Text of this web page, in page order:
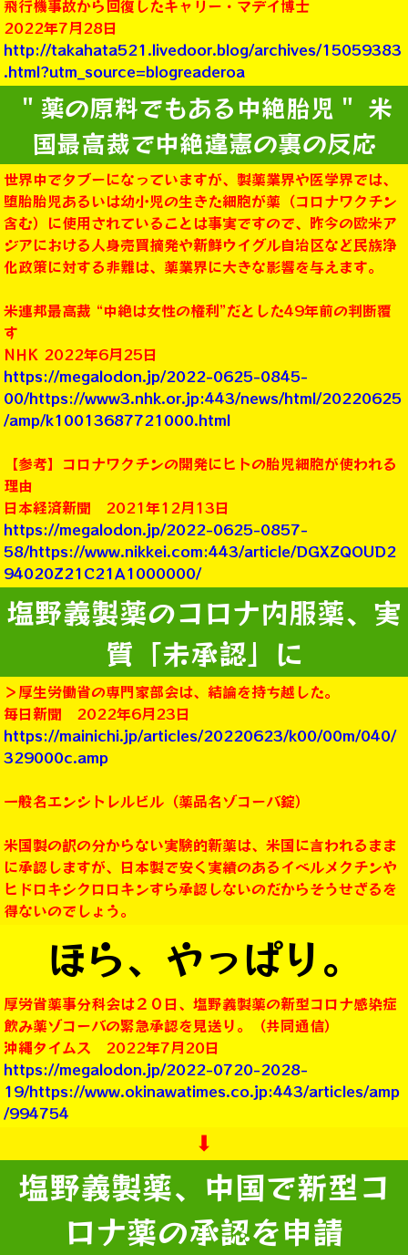
飛行機事故から回復したキャリー・マデイ博士
2022年7月28日
http://takahata521.livedoor.blog/archives/15059383
.html?utm_source=blogreaderoa
＂薬の原料でもある中絶胎児＂ 米
国最高裁で中絶違憲の裏の反応
世界中でタブーになっていますが、製薬業界や医学界では、
堕胎胎児あるいは幼小児の生きた細胞が薬（コロナワクチン
含む）に使用されていることは事実ですので、昨今の欧米ア
ジアにおける人身売買摘発や新鮮ウイグル自治区など民族浄
化政策に対する非難は、薬業界に大きな影響を与えます。
米連邦最高裁 “中絶は女性の権利”だとした49年前の判断覆
す
NHK 2022年6月25日
https://megalodon.jp/2022-0625-0845-
00/https://www3.nhk.or.jp:443/news/html/20220625
/amp/k10013687721000.html
【参考】コロナワクチンの開発にヒトの胎児細胞が使われる
理由
日本経済新聞 2021年12月13日
https://megalodon.jp/2022-0625-0857-
58/https://www.nikkei.com:443/article/DGXZQOUD2
94020Z21C21A1000000/
塩野義製薬のコロナ内服薬、実
質「未承認」に
＞厚生労働省の専門家部会は、結論を持ち越した。
毎日新聞 2022年6月23日
https://mainichi.jp/articles/20220623/k00/00m/040/
329000c.amp
一般名エンシトレルビル（薬品名ゾコーバ錠）
米国製の訳の分からない実験的新薬は、米国に言われるまま
に承認しますが、日本製で安く実績のあるイベルメクチンや
ヒドロキシクロロキンすら承認しないのだからそうせざるを
得ないのでしょう。
ほら、やっぱり。
厚労省薬事分科会は２０日、塩野義製薬の新型コロナ感染症
飲み薬ゾコーバの緊急承認を見送り。（共同通信）
沖縄タイムス 2022年7月20日
https://megalodon.jp/2022-0720-2028-
19/https://www.okinawatimes.co.jp:443/articles/amp
/994754
⬇︎
塩野義製薬、中国で新型コ
ロナ薬の承認を申請